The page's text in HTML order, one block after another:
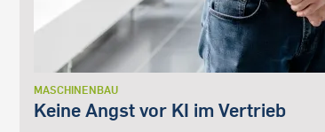
MASCHINENBAU
Keine Angst vor KI im Vertrieb